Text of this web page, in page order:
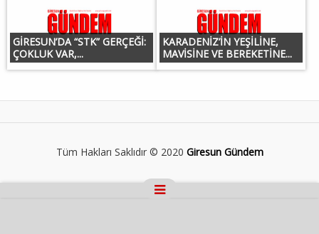
GİRESUN’DA “STK” GERÇEĞİ:
ÇOKLUK VAR,...
KARADENİZ’İN YEŞİLİNE,
MAVİSİNE VE BEREKETİNE...
Tüm Hakları Saklıdır © 2020 Giresun Gündem